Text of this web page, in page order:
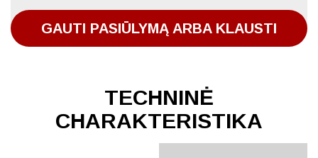
GAUTI PASIŪLYMĄ ARBA KLAUSTI
TECHNINĖ
CHARAKTERISTIKA